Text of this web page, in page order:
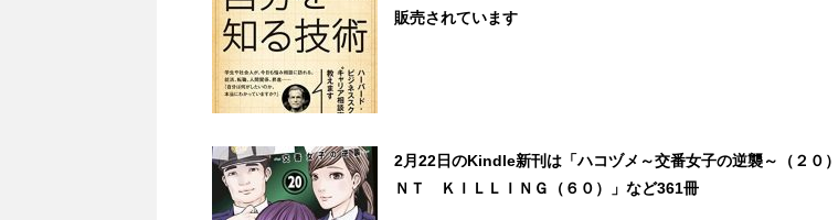
販売されています
2月22日のKindle新刊は「ハコヅメ～交番女子の逆襲～（２０
ＮＴ ＫＩＬＬＩＮＧ（６０）」など361冊